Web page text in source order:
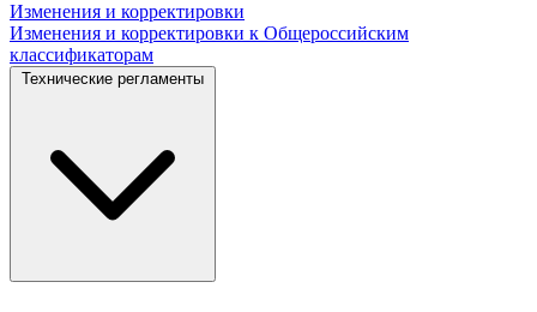
Изменения и корректировки
Изменения и корректировки к Общероссийским
классификаторам
Технические регламенты